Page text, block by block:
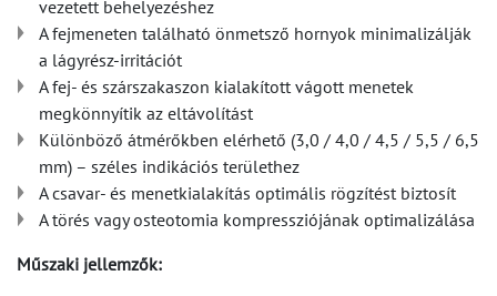
vezetett behelyezéshez
A fejmeneten található önmetsző hornyok minimalizálják
a lágyrész-irritációt
A fej- és szárszakaszon kialakított vágott menetek
megkönnyítik az eltávolítást
Különböző átmérőkben elérhető (3,0 / 4,0 / 4,5 / 5,5 / 6,5
mm) – széles indikációs területhez
A csavar- és menetkialakítás optimális rögzítést biztosít
A törés vagy osteotomia kompressziójának optimalizálása
Műszaki jellemzők: